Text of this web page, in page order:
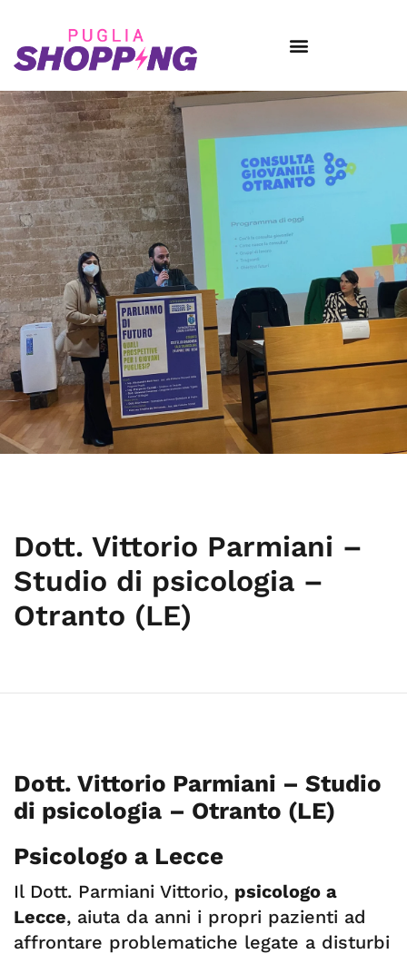
Dott. Vittorio Parmiani –
Studio di psicologia –
Otranto (LE)
Dott. Vittorio Parmiani – Studio
di psicologia – Otranto (LE)
Psicologo a Lecce
Il Dott. Parmiani Vittorio, psicologo a
Lecce, aiuta da anni i propri pazienti ad
affrontare problematiche legate a disturbi